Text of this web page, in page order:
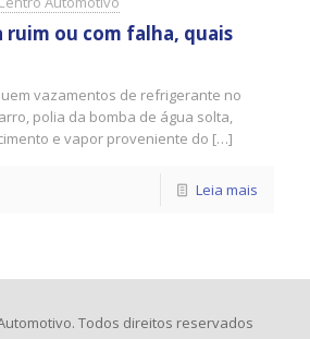
ruim ou com falha, quais
vazamentos de refrigerante no
polia da bomba de água solta,
e vapor proveniente do […]
Leia mais
Todos direitos reservados